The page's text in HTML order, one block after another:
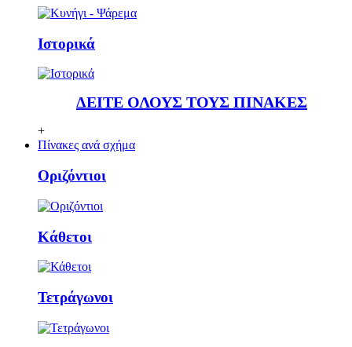
Ιστορικά
ΔΕΙΤΕ ΟΛΟΥΣ ΤΟΥΣ ΠΙΝΑΚΕΣ
+
Πίνακες ανά σχήμα
Οριζόντιοι
Κάθετoι
Τετράγωνοι